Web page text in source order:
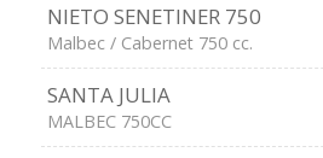
NIETO SENETINER 750
Malbec / Cabernet 750 cc.
SANTA JULIA
MALBEC 750CC